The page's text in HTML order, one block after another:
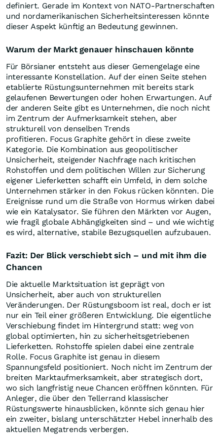
definiert. Gerade im Kontext von NATO-Partnerschaften
und nordamerikanischen Sicherheitsinteressen könnte
dieser Aspekt künftig an Bedeutung gewinnen.
Warum der Markt genauer hinschauen könnte
Für Börsianer entsteht aus dieser Gemengelage eine
interessante Konstellation. Auf der einen Seite stehen
etablierte Rüstungsunternehmen mit bereits stark
gelaufenen Bewertungen oder hohen Erwartungen. Auf
der anderen Seite gibt es Unternehmen, die noch nicht
im Zentrum der Aufmerksamkeit stehen, aber
strukturell von denselben Trends
profitieren. Focus Graphite gehört in diese zweite
Kategorie. Die Kombination aus geopolitischer
Unsicherheit, steigender Nachfrage nach kritischen
Rohstoffen und dem politischen Willen zur Sicherung
eigener Lieferketten schafft ein Umfeld, in dem solche
Unternehmen stärker in den Fokus rücken könnten. Die
Ereignisse rund um die Straße von Hormus wirken dabei
wie ein Katalysator. Sie führen den Märkten vor Augen,
wie fragil globale Abhängigkeiten sind – und wie wichtig
es wird, alternative, stabile Bezugsquellen aufzubauen.
Fazit: Der Blick verschiebt sich – und mit ihm die
Chancen
Die aktuelle Marktsituation ist geprägt von
Unsicherheit, aber auch von strukturellen
Veränderungen. Der Rüstungsboom ist real, doch er ist
nur ein Teil einer größeren Entwicklung. Die eigentliche
Verschiebung findet im Hintergrund statt: weg von
global optimierten, hin zu sicherheitsgetriebenen
Lieferketten. Rohstoffe spielen dabei eine zentrale
Rolle. Focus Graphite ist genau in diesem
Spannungsfeld positioniert. Noch nicht im Zentrum der
breiten Marktaufmerksamkeit, aber strategisch dort,
wo sich langfristig neue Chancen eröffnen könnten. Für
Anleger, die über den Tellerrand klassischer
Rüstungswerte hinausblicken, könnte sich genau hier
ein zweiter, bislang unterschätzter Hebel innerhalb des
aktuellen Megatrends verbergen.